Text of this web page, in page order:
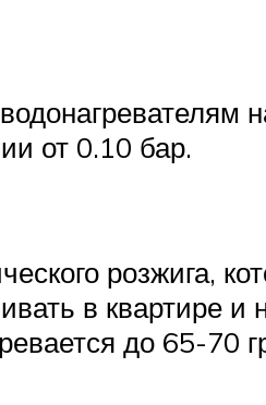
от 0.10 бар.
розжига,
в квартире и
до 65-70